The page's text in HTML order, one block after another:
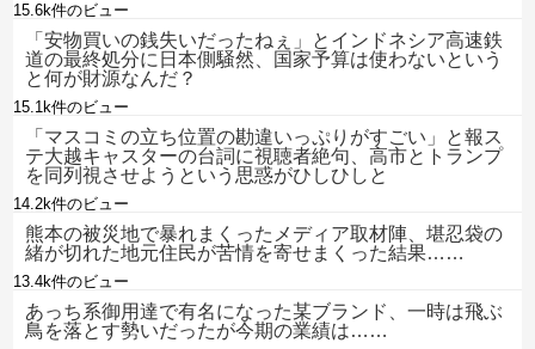
15.6k件のビュー
「安物買いの銭失いだったねぇ」とインドネシア高速鉄
道の最終処分に日本側騒然、国家予算は使わないという
と何が財源なんだ？
15.1k件のビュー
「マスコミの立ち位置の勘違いっぷりがすごい」と報ス
テ大越キャスターの台詞に視聴者絶句、高市とトランプ
を同列視させようという思惑がひしひしと
14.2k件のビュー
熊本の被災地で暴れまくったメディア取材陣、堪忍袋の
緒が切れた地元住民が苦情を寄せまくった結果……
13.4k件のビュー
あっち系御用達で有名になった某ブランド、一時は飛ぶ
鳥を落とす勢いだったが今期の業績は……